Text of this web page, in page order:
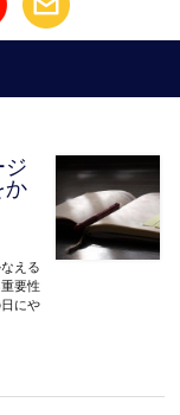
ジ
か
える
要性
にや